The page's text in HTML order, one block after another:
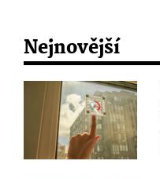
Nejnovější